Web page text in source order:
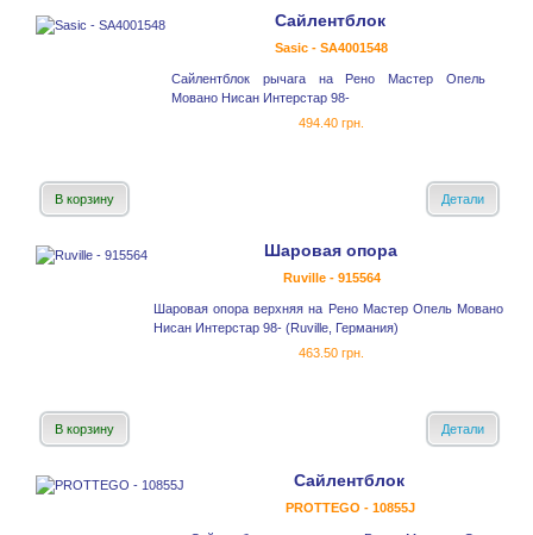
Сайлентблок
Sasic - SA4001548
Сайлентблок рычага на Рено Мастер Опель
Мовано Нисан Интерстар 98-
494.40 грн.
В корзину Детали
Шаровая опора
Ruville - 915564
Шаровая опора верхняя на Рено Мастер Опель Мовано
Нисан Интерстар 98- (Ruville, Германия)
463.50 грн.
В корзину Детали
Сайлентблок
PROTTEGO - 10855J